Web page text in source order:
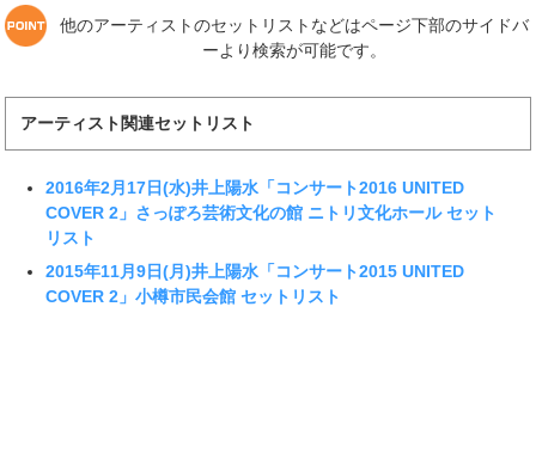
他のアーティストのセットリストなどはページ下部のサイドバ
ーより検索が可能です。
アーティスト関連セットリスト
2016年2月17日(水)井上陽水「コンサート2016 UNITED
COVER 2」さっぽろ芸術文化の館 ニトリ文化ホール セット
リスト
2015年11月9日(月)井上陽水「コンサート2015 UNITED
COVER 2」小樽市民会館 セットリスト